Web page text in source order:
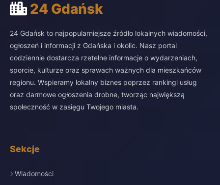
24 Gdańsk
24 Gdańsk to najpopularniejsze źródło lokalnych wiadomości,
ogłoszeń i informacji z Gdańska i okolic. Nasz portal
codziennie dostarcza rzetelne informacje o wydarzeniach,
sporcie, kulturze oraz sprawach ważnych dla mieszkańców
regionu. Wspieramy lokalny biznes poprzez rankingi usług
oraz darmowe ogłoszenia drobne, tworząc największą
społeczność w zasięgu Twojego miasta.
Sekcje
Wiadomości